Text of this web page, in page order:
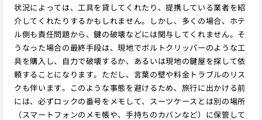
状況によっては、工具を貸してくれたり、提携している業者を紹
介してくれたりするかもしれません。しかし、多くの場合、ホテ
ル側も責任問題から、鍵の破壊などには関与してくれません。そ
うなった場合の最終手段は、現地でボルトクリッパーのような工
具を購入し、自力で破壊するか、あるいは現地の鍵屋を探して依
頼することになります。ただし、言葉の壁や料金トラブルのリス
クも伴います。このような事態を避けるため、旅行に出かける前
には、必ずロックの番号をメモして、スーツケースとは別の場所
（スマートフォンのメモ帳や、手持ちのカバンなど）に保管して